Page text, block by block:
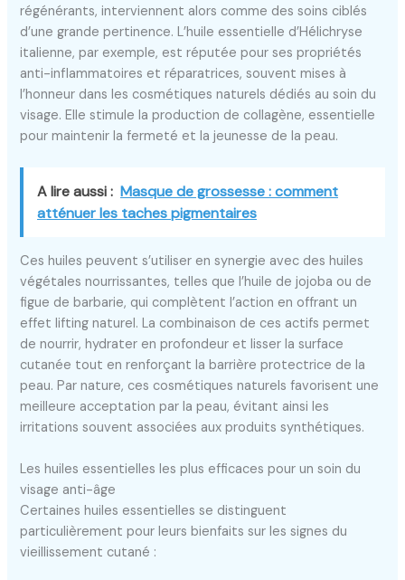
régénérants, interviennent alors comme des soins ciblés
d’une grande pertinence. L’huile essentielle d’Hélichryse
italienne, par exemple, est réputée pour ses propriétés
anti-inflammatoires et réparatrices, souvent mises à
l’honneur dans les cosmétiques naturels dédiés au soin du
visage. Elle stimule la production de collagène, essentielle
pour maintenir la fermeté et la jeunesse de la peau.
A lire aussi : Masque de grossesse : comment
atténuer les taches pigmentaires
Ces huiles peuvent s’utiliser en synergie avec des huiles
végétales nourrissantes, telles que l’huile de jojoba ou de
figue de barbarie, qui complètent l’action en offrant un
effet lifting naturel. La combinaison de ces actifs permet
de nourrir, hydrater en profondeur et lisser la surface
cutanée tout en renforçant la barrière protectrice de la
peau. Par nature, ces cosmétiques naturels favorisent une
meilleure acceptation par la peau, évitant ainsi les
irritations souvent associées aux produits synthétiques.
Les huiles essentielles les plus efficaces pour un soin du
visage anti-âge
Certaines huiles essentielles se distinguent
particulièrement pour leurs bienfaits sur les signes du
vieillissement cutané :